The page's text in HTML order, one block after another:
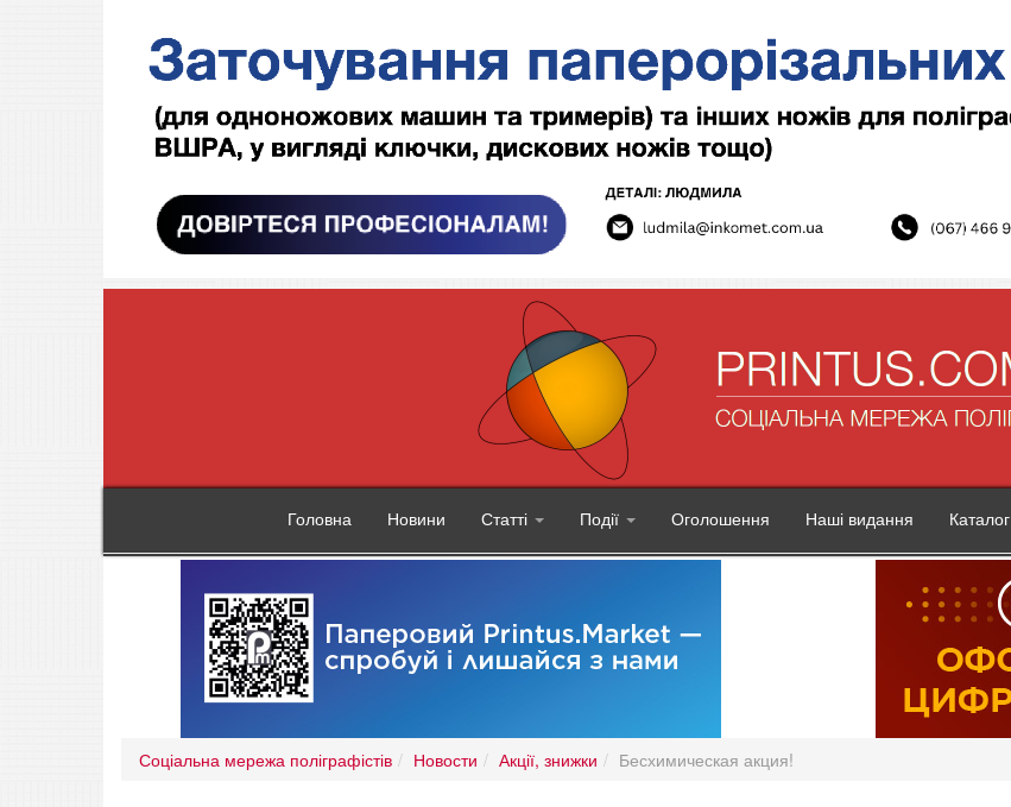
Головна Новини Статті Події Оголошення Наші видання Каталог
Соціальна мережа поліграфістів Новости Акції, знижки Бесхимическая акция!